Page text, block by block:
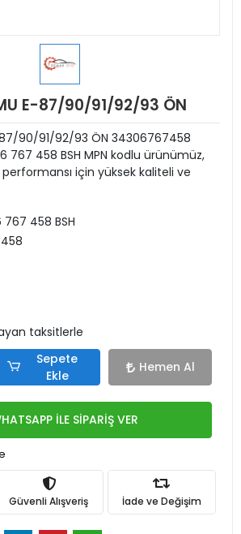
E-87/90/91/92/93 ÖN
87/90/91/92/93 ÖN 34306767458
767 458 BSH MPN kodlu ürünümüz,
için yüksek kaliteli ve
458 BSH
taksitlerle
Sepete
Ekle
Hemen Al
İLE SİPARİŞ VER
Güvenli Alışveriş İade ve Değişim